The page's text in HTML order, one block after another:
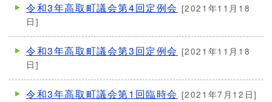
令和3年高取町議会第4回定例会 [2021年11月18
日]
令和3年高取町議会第3回定例会 [2021年11月18
日]
令和3年高取町議会第1回臨時会 [2021年7月12日]